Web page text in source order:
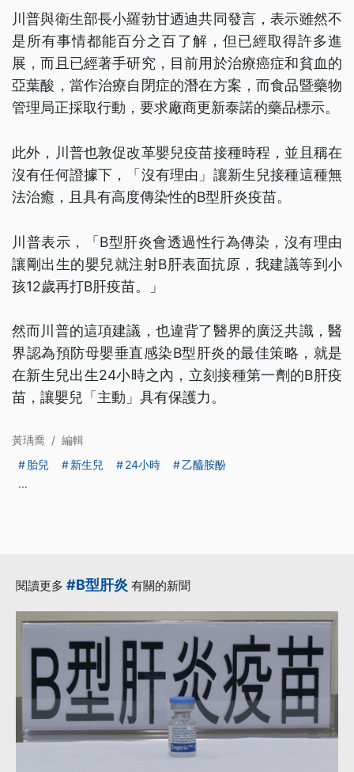
川普與衛生部長小羅勃甘迺迪共同發言，表示雖然不
是所有事情都能百分之百了解，但已經取得許多進
展，而且已經著手研究，目前用於治療癌症和貧血的
亞葉酸，當作治療自閉症的潛在方案，而食品暨藥物
管理局正採取行動，要求廠商更新泰諾的藥品標示。
此外，川普也敦促改革嬰兒疫苗接種時程，並且稱在
沒有任何證據下，「沒有理由」讓新生兒接種這種無
法治癒，且具有高度傳染性的B型肝炎疫苗。
川普表示，「B型肝炎會透過性行為傳染，沒有理由
讓剛出生的嬰兒就注射B肝表面抗原，我建議等到小
孩12歲再打B肝疫苗。」
然而川普的這項建議，也違背了醫界的廣泛共識，醫
界認為預防母嬰垂直感染B型肝炎的最佳策略，就是
在新生兒出生24小時之內，立刻接種第一劑的B肝疫
苗，讓嬰兒「主動」具有保護力。
黃瑀喬 / 編輯
胎兒
新生兒 24小時
乙醯胺酚
...
閱讀更多 #B型肝炎 有關的新聞